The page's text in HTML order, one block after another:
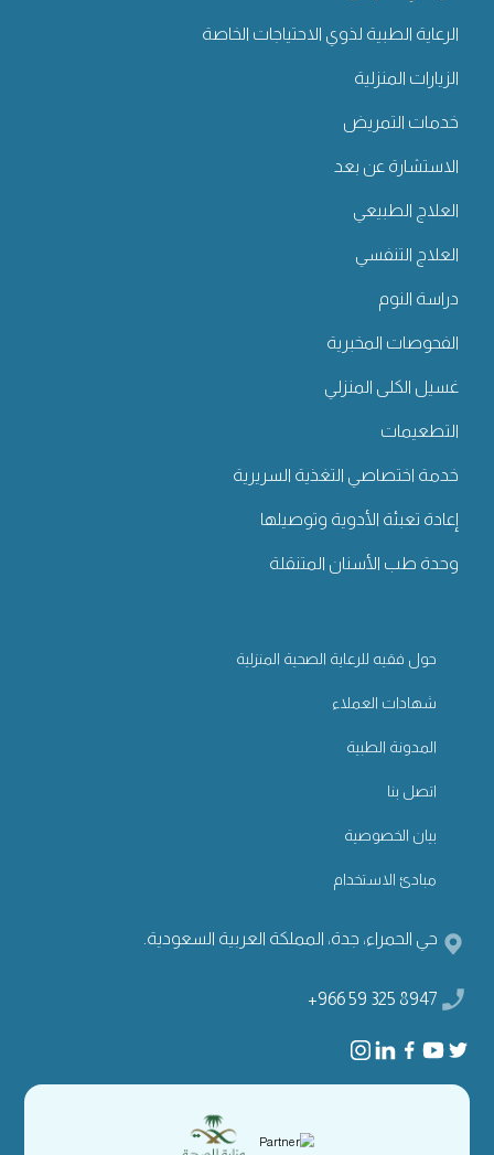
الرعاية الطبية لذوي الاحتياجات الخاصة
الزيارات المنزلية
خدمات التمريض
الاستشارة عن بعد
العلاج الطبيعي
العلاج التنفسي
دراسة النوم
الفحوصات المخبرية
غسيل الكلى المنزلي
التطعيمات
خدمة اختصاصي التغذية السريرية
إعادة تعبئة الأدوية وتوصيلها
وحدة طب الأسنان المتنقلة
حول فقيه للرعاية الصحية المنزلية
شهادات العملاء
المدونة الطبية
اتصل بنا
بيان الخصوصية
مبادئ الاستخدام
حي الحمراء، جدة، المملكة العربية السعودية.
+966 59 325 8947